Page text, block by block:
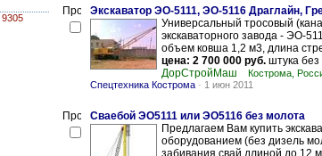
9305
Экскаватор ЭО-5111, ЭО-5116 Драглайн,
Универсальный тросовый
экскаваторного завода - ЭО-
объем ковша 1,2 м3, длина
цена: 2 700 000 руб. штука без
ДорСтройМаш
Кострома,
Спецтехника Кострома - 1 июн 2011
Сваебой ЭО5111 или ЭО5116 без молота
Предлагаем Вам купить
оборудованием (без дизель
забивания свай длиной до 12